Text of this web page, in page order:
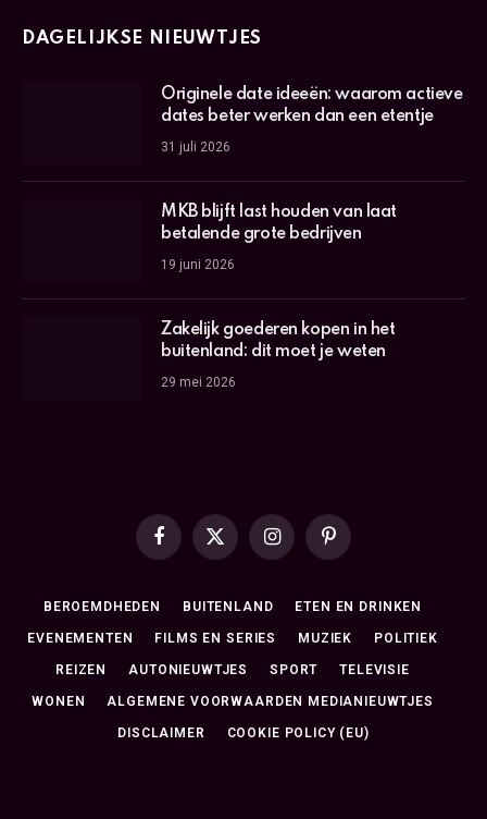
DAGELIJKSE NIEUWTJES
Originele date ideeën: waarom actieve
dates beter werken dan een etentje
31 juli 2026
MKB blijft last houden van laat
betalende grote bedrijven
19 juni 2026
Zakelijk goederen kopen in het
buitenland: dit moet je weten
29 mei 2026
Facebook
X
InstagramPinterest
BEROEMDHEDEN BUITENLAND ETEN EN DRINKEN
EVENEMENTEN FILMS EN SERIES MUZIEK POLITIEK
REIZEN AUTONIEUWTJES SPORT TELEVISIE
WONEN ALGEMENE VOORWAARDEN MEDIANIEUWTJES
DISCLAIMER COOKIE POLICY (EU)